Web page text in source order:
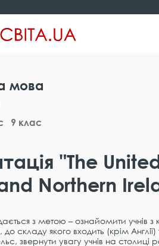
мова
9 клас
"The
Northern
з метою – ознайомити учнів з
складу якого входить (крім Англії)
звернути увагу учнів на столиці